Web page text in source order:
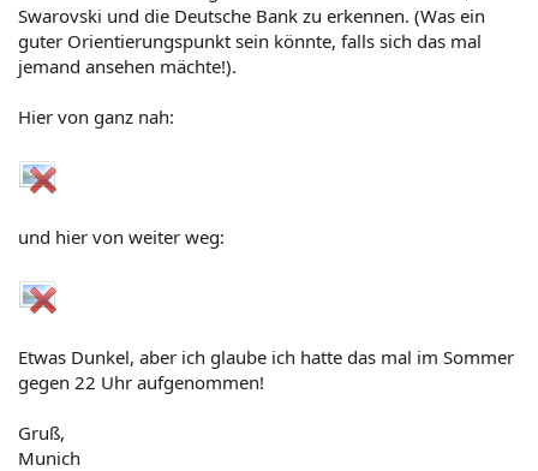
Swarovski und die Deutsche Bank zu erkennen. (Was ein
guter Orientierungspunkt sein könnte, falls sich das mal
jemand ansehen mächte!).
Hier von ganz nah:
und hier von weiter weg:
Etwas Dunkel, aber ich glaube ich hatte das mal im Sommer
gegen 22 Uhr aufgenommen!
Gruß,
Munich